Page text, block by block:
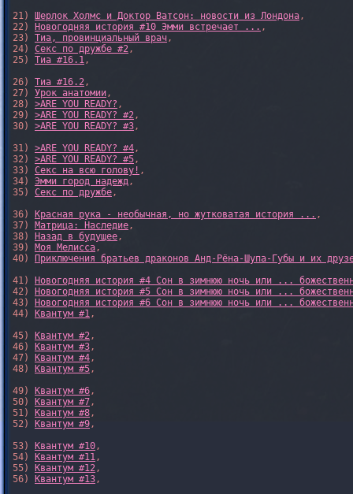
21) Шерлок Холмс и Доктор Ватсон: новости из Лондона ,
22) Новогодняя история #10 Эмми встречает ... ,
23) Тиа, провинциальный врач ,
24) Секс по дружбе #2 ,
25) Тиа #16.1 ,
26) Тиа #16.2 ,
27) Урок анатомии ,
28) >ARE YOU READY? ,
29) >ARE YOU READY? #2 ,
30) >ARE YOU READY? #3 ,
31) >ARE YOU READY? #4 ,
32) >ARE YOU READY? #5 ,
33) Секс на всю голову! ,
34) Эмми город надежд ,
35) Секс по дружбе ,
36) Красная рука - необычная, но жутковатая история ... ,
37) Матрица: Наследие ,
38) Назад в будущее ,
39) Моя Мелисса ,
40) Приключения братьев драконов Анд-Рёна-Шупа-Губы и их
41) Новогодняя история #4 Сон в зимнюю ночь или ...
42) Новогодняя история #5 Сон в зимнюю ночь или ...
43) Новогодняя история #6 Сон в зимнюю ночь или ...
44) Квантум #1 ,
45) Квантум #2 ,
46) Квантум #3 ,
47) Квантум #4 ,
48) Квантум #5 ,
49) Квантум #6 ,
50) Квантум #7 ,
51) Квантум #8 ,
52) Квантум #9 ,
53) Квантум #10 ,
54) Квантум #11 ,
55) Квантум #12 ,
56) Квантум #13 ,